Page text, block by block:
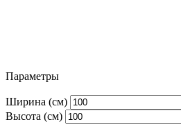
Параметры
Ширина (см)
Высота (см)